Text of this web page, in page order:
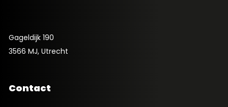
Gageldijk 190
3566 MJ, Utrecht
Contact